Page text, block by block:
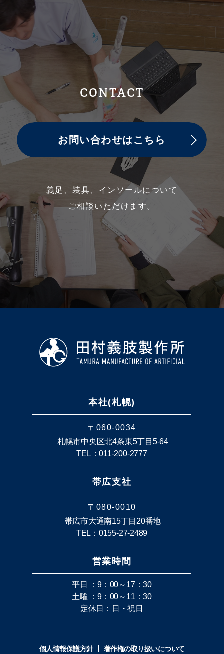
CONTACT
お問い合わせはこちら
義足、装具、インソールについて
ご相談いただけます。
本社(札幌)
〒060-0034
札幌市中央区北4条東5丁目5-64
TEL：011-200-2777
帯広支社
〒080-0010
帯広市大通南15丁目20番地
TEL：0155-27-2489
営業時間
平日 ：9：00～17：30
土曜 ：9：00～11：30
定休日：日・祝日
個人情報保護方針 著作権の取り扱いについて